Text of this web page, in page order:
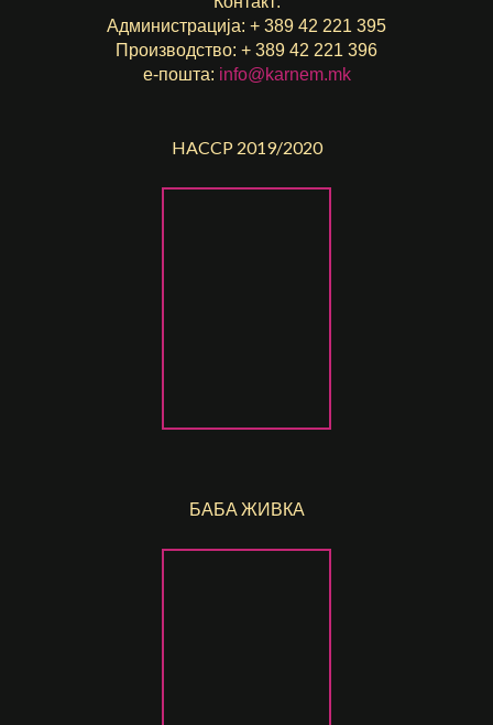
Администрација: + 389 42 221 395
Производство: + 389 42 221 396
е-пошта: info@karnem.mk
HACCP 2019/2020
БАБА ЖИВКА